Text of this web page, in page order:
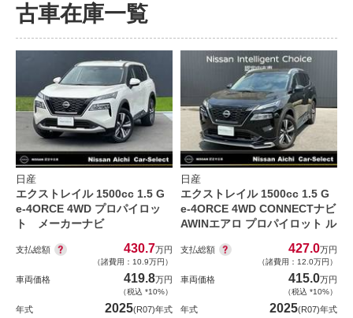
古車在庫一覧
日産
エクストレイル 1500cc 1.5 G
e-4ORCE 4WD プロパイロッ
ト メーカーナビ
支払総額 430.7万円
（諸費用：10.9万円）
車両価格 419.8万円
（税込 *10%）
年式 2025(R07)年式
日産
エクストレイル 1500cc 1.5 G
e-4ORCE 4WD CONNECTナビ
AWINエアロ プロパイロット ル
支払総額 427.0万円
（諸費用：12.0万円）
車両価格 415.0万円
（税込 *10%）
年式 2025(R07)年式